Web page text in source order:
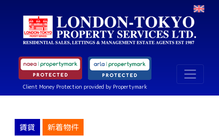
Client Money Protection provided by Propertymark
賃貸 新着物件